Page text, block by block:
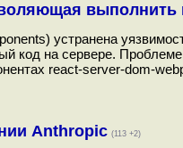
выполнить
устранена
код на сервере.
react-server-dom-
Anthropic (113 +2)